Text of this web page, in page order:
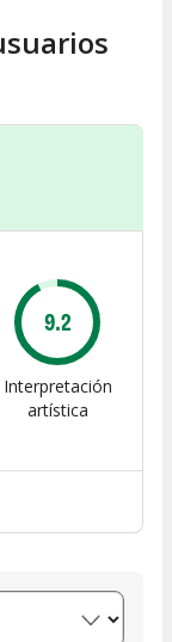
9.2
Interpretación
artística